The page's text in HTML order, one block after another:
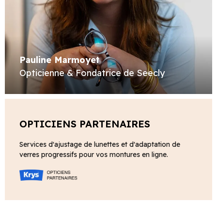
Pauline Marmoyet
Opticienne & Fondatrice de Seecly
OPTICIENS PARTENAIRES
Services d'ajustage de lunettes et d'adaptation de
verres progressifs pour vos montures en ligne.